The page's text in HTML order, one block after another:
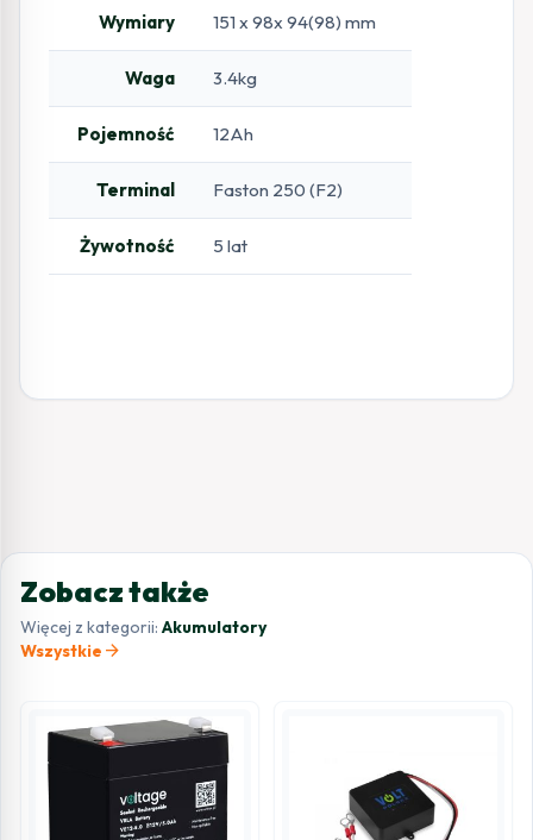
Wymiary 151 x 98x 94(98) mm
Waga 3.4kg
Pojemność 12Ah
Terminal Faston 250 (F2)
Żywotność 5 lat
Zobacz także
Więcej z kategorii: Akumulatory
Wszystkie arrow_forward